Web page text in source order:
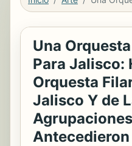
Una
Para Jalisco:
Orquesta
Jalisco Y de